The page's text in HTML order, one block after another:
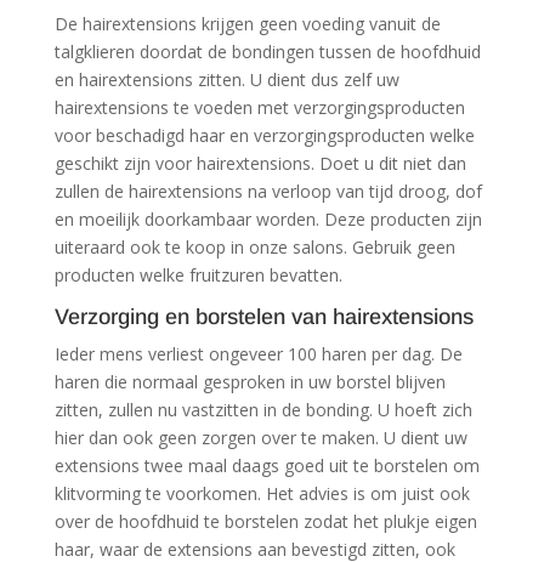
De hairextensions krijgen geen voeding vanuit de
talgklieren doordat de bondingen tussen de hoofdhuid
en hairextensions zitten. U dient dus zelf uw
hairextensions te voeden met verzorgingsproducten
voor beschadigd haar en verzorgingsproducten welke
geschikt zijn voor hairextensions. Doet u dit niet dan
zullen de hairextensions na verloop van tijd droog, dof
en moeilijk doorkambaar worden. Deze producten zijn
uiteraard ook te koop in onze salons. Gebruik geen
producten welke fruitzuren bevatten.
Verzorging en borstelen van hairextensions
Ieder mens verliest ongeveer 100 haren per dag. De
haren die normaal gesproken in uw borstel blijven
zitten, zullen nu vastzitten in de bonding. U hoeft zich
hier dan ook geen zorgen over te maken. U dient uw
extensions twee maal daags goed uit te borstelen om
klitvorming te voorkomen. Het advies is om juist ook
over de hoofdhuid te borstelen zodat het plukje eigen
haar, waar de extensions aan bevestigd zitten, ook